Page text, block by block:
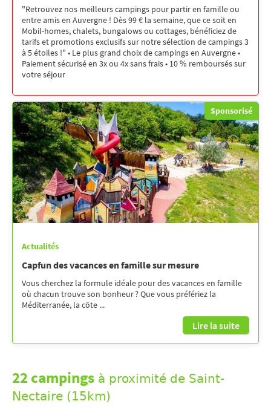
"Retrouvez nos meilleurs campings pour partir en famille ou
entre amis en Auvergne ! Dès 99 € la semaine, que ce soit en
Mobil-homes, chalets, bungalows ou cottages, bénéficiez de
tarifs et promotions exclusifs sur notre sélection de campings 3
à 5 étoiles !" • Le plus grand choix de campings en Auvergne •
Paiement sécurisé en 3x ou 4x sans frais • 10 % remboursés sur
votre séjour
Sponsorisé
Actualités
Capfun des vacances en famille sur mesure
Vous cherchez la formule idéale pour des vacances en famille
où chacun trouve son bonheur ? Que vous préfériez la
Méditerranée, la côte ...
Lire la suite
22 campings à proximité de Saint-
Nectaire (15km)